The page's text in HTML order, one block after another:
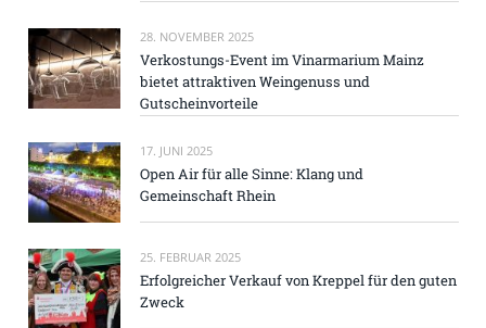
28. NOVEMBER 2025
Verkostungs-Event im Vinarmarium Mainz
bietet attraktiven Weingenuss und
Gutscheinvorteile
17. JUNI 2025
Open Air für alle Sinne: Klang und
Gemeinschaft Rhein
25. FEBRUAR 2025
Erfolgreicher Verkauf von Kreppel für den guten
Zweck